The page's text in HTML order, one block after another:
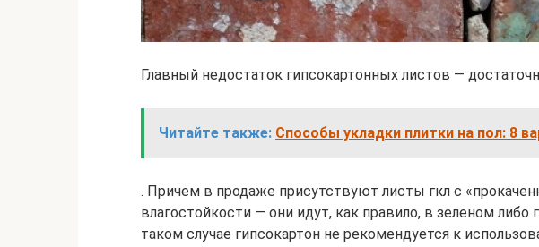
Главный недостаток гипсокартонных листов —
Читайте также: Способы укладки плитки на пол: 8
. Причем в продаже присутствуют листы гкл с
влагостойкости — они идут, как правило, в зеленом
таком случае гипсокартон не рекомендуется к